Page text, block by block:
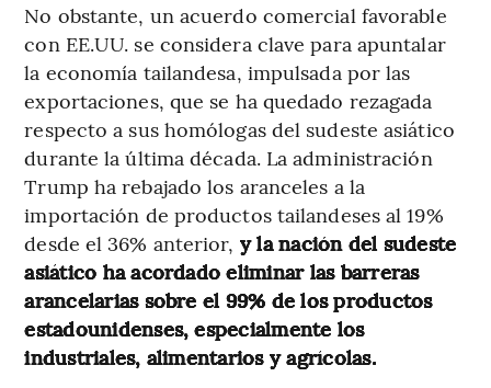
No obstante, un acuerdo comercial favorable
con EE.UU. se considera clave para apuntalar
la economía tailandesa, impulsada por las
exportaciones, que se ha quedado rezagada
respecto a sus homólogas del sudeste asiático
durante la última década. La administración
Trump ha rebajado los aranceles a la
importación de productos tailandeses al 19%
desde el 36% anterior, y la nación del sudeste
asiático ha acordado eliminar las barreras
arancelarias sobre el 99% de los productos
estadounidenses, especialmente los
industriales, alimentarios y agrícolas.